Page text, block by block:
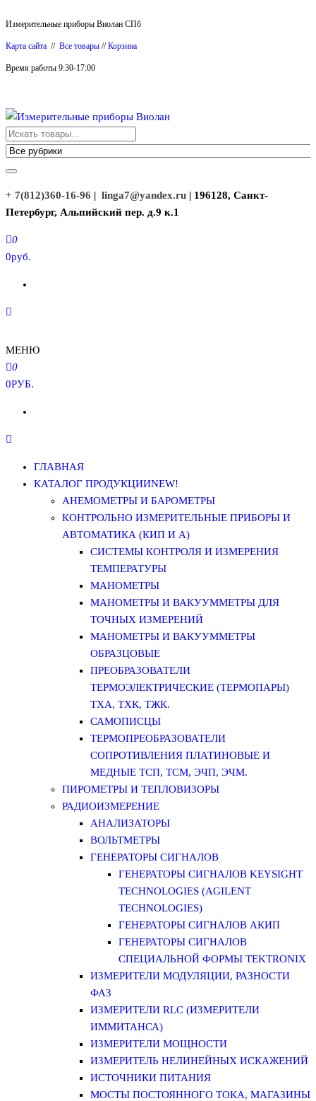
к
содержимому
Измерительные приборы Виолан СПб
Карта сайта // Все товары //Корзина
Время работы 9:30-17:00
Измерительные приборы Виолан
+ 7(812)360-16-96 | linga7@yandex.ru | 196128, Санкт-
Петербург, Альпийский пер. д.9 к.1
0
0руб.
МЕНЮ
0
0РУБ.
ГЛАВНАЯ
КАТАЛОГ ПРОДУКЦИИNEW!
АНЕМОМЕТРЫ И БАРОМЕТРЫ
КОНТРОЛЬНО ИЗМЕРИТЕЛЬНЫЕ ПРИБОРЫ И
АВТОМАТИКА (КИП И А)
СИСТЕМЫ КОНТРОЛЯ И ИЗМЕРЕНИЯ
ТЕМПЕРАТУРЫ
МАНОМЕТРЫ
МАНОМЕТРЫ И ВАКУУММЕТРЫ ДЛЯ
ТОЧНЫХ ИЗМЕРЕНИЙ
МАНОМЕТРЫ И ВАКУУММЕТРЫ
ОБРАЗЦОВЫЕ
ПРЕОБРАЗОВАТЕЛИ
ТЕРМОЭЛЕКТРИЧЕСКИЕ (ТЕРМОПАРЫ)
ТХА, ТХК, ТЖК.
САМОПИСЦЫ
ТЕРМОПРЕОБРАЗОВАТЕЛИ
СОПРОТИВЛЕНИЯ ПЛАТИНОВЫЕ И
МЕДНЫЕ ТСП, ТСМ, ЭЧП, ЭЧМ.
ПИРОМЕТРЫ И ТЕПЛОВИЗОРЫ
РАДИОИЗМЕРЕНИЕ
АНАЛИЗАТОРЫ
ВОЛЬТМЕТРЫ
ГЕНЕРАТОРЫ СИГНАЛОВ
ГЕНЕРАТОРЫ СИГНАЛОВ KEYSIGHT
TECHNOLOGIES (AGILENT
TECHNOLOGIES)
ГЕНЕРАТОРЫ СИГНАЛОВ АКИП
ГЕНЕРАТОРЫ СИГНАЛОВ
СПЕЦИАЛЬНОЙ ФОРМЫ TEKTRONIX
ИЗМЕРИТЕЛИ МОДУЛЯЦИИ, РАЗНОСТИ
ФАЗ
ИЗМЕРИТЕЛИ RLC (ИЗМЕРИТЕЛИ
ИММИТАНСА)
ИЗМЕРИТЕЛИ МОЩНОСТИ
ИЗМЕРИТЕЛЬ НЕЛИНЕЙНЫХ ИСКАЖЕНИЙ
ИСТОЧНИКИ ПИТАНИЯ
МОСТЫ ПОСТОЯННОГО ТОКА, МАГАЗИНЫ